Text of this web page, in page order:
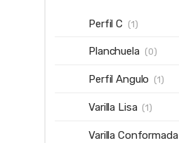
Perfil C (1)
Planchuela (0)
Perfil Angulo (1)
Varilla Lisa (1)
Varilla Conformada